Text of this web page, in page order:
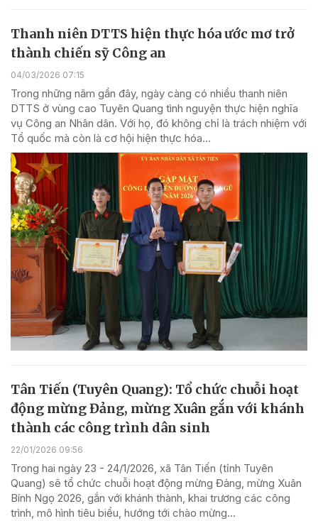
Thanh niên DTTS hiện thực hóa ước mơ trở
thành chiến sỹ Công an
04/03/2026 07:15
Trong những năm gần đây, ngày càng có nhiều thanh niên
DTTS ở vùng cao Tuyên Quang tình nguyện thực hiện nghĩa
vụ Công an Nhân dân. Với họ, đó không chỉ là trách nhiệm với
Tổ quốc mà còn là cơ hội hiện thực hóa...
Tân Tiến (Tuyên Quang): Tổ chức chuỗi hoạt
động mừng Đảng, mừng Xuân gắn với khánh
thành các công trình dân sinh
22/01/2026 09:56
Trong hai ngày 23 - 24/1/2026, xã Tân Tiến (tỉnh Tuyên
Quang) sẽ tổ chức chuỗi hoạt động mừng Đảng, mừng Xuân
Bính Ngọ 2026, gắn với khánh thành, khai trương các công
trình, mô hình tiêu biểu, hướng tới chào mừng...